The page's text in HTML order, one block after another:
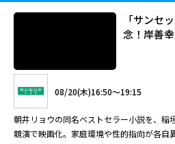
婦役を演じた感動作。 主題歌：秦基博（
きに演じ、原田知世が彼を献身的に支える
に描き出す。若き日の夫婦役を重岡大毅と
を見せた。主人公を励まし、見守る夜間学
博による主題歌「ずっと作りかけのラブソ
る。 貧しい家でろくに学校に通えず、読み書きができないまま成人した寿
日～7月5日
「サンセ
念！岸善
08/20(木)16:50～19:15
朝井リョウの同名ベストセラー小説を、稲
競演で映画化。家庭環境や性的指向が各自